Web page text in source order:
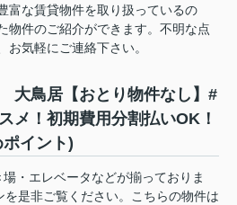
富な賃貸物件を取り扱っているの
物件のご紹介ができます。不明な点
お気軽にご連絡下さい。
大鳥居【おとり物件なし】#
メ！初期費用分割払いOK！
イント)
・エレベータなどが揃っておりま
是非ご覧ください。こちらの物件は